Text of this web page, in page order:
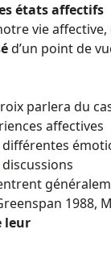
états affectifs
vie affective,
d’un point de
parlera du
affectives
1988,
leur